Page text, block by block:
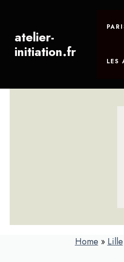
contenuatelier-
initiation.fr
LES
Home » Lille